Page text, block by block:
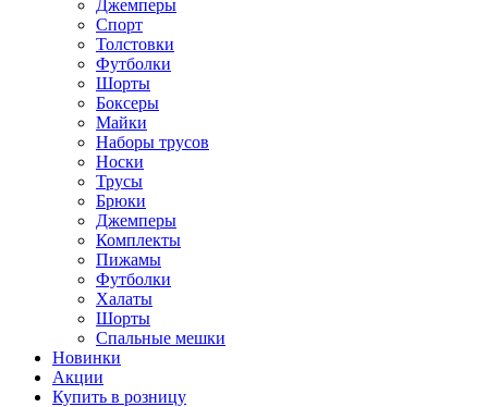
Джемперы
Спорт
Толстовки
Футболки
Шорты
Боксеры
Майки
Наборы трусов
Носки
Трусы
Брюки
Джемперы
Комплекты
Пижамы
Футболки
Халаты
Шорты
Спальные мешки
Новинки
Акции
Купить в розницу